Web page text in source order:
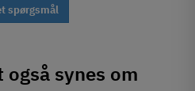
spørgsmål
synes om